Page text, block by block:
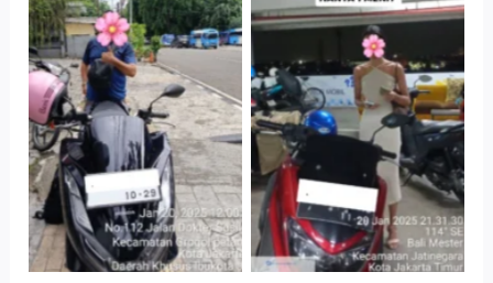
Antar Jemput
Kendaraan
Cityplaza
Jatinegara Gedung
Parkir P6A